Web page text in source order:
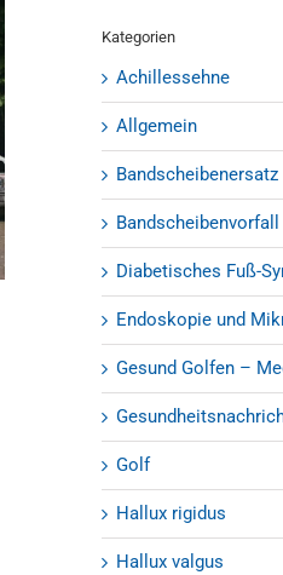
Kategorien
Achillessehne
Allgemein
Bandscheibenersatz
Bandscheibenvorfall
Diabetisches Fuß-
Endoskopie und
Gesund Golfen –
Golf
Hallux rigidus
Hallux valgus